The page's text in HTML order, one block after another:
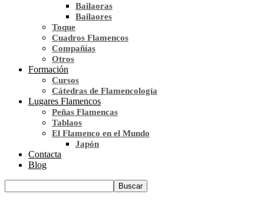
Bailaoras
Bailaores
Toque
Cuadros Flamencos
Compañías
Otros
Formación
Cursos
Cátedras de Flamencología
Lugares Flamencos
Peñas Flamencas
Tablaos
El Flamenco en el Mundo
Japón
Contacta
Blog